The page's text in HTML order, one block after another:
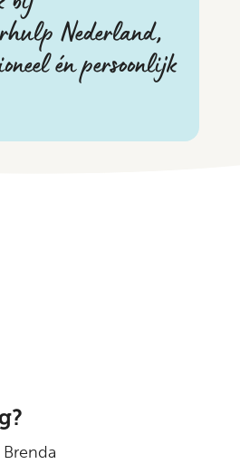
Nederland,
én persoonlijk